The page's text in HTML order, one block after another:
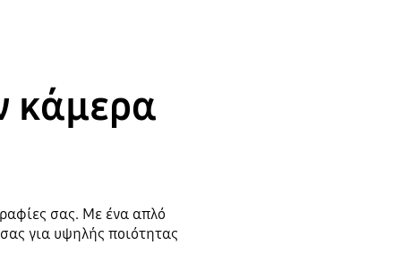
κάμερα
σας. Με ένα απλό
για υψηλής ποιότητας